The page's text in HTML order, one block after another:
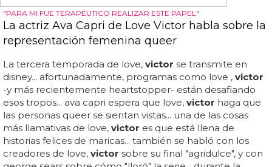
LA SEGUNDA TEMPORADA SE ESTRENARÁ EN JUNIO
El trailer de Love, Victor nos deja con ganas de
más